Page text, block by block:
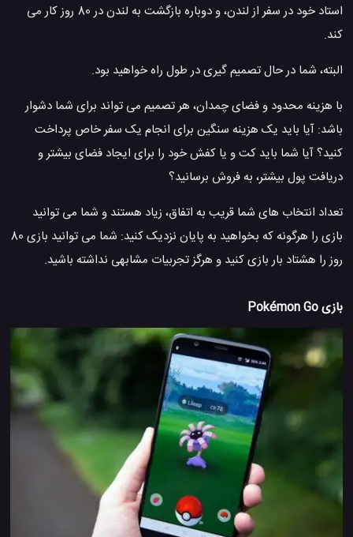
استاد خود در سفر از لندن، و دوباره بازگشت به لندن در 80 روز کار می
کند.
البته، شما در حال تصمیم گیری در طول راه خواهید بود.
با هزینه محدود و فضای چمدان، هر تصمیم می تواند برای شما دشوار
باشد: آیا باید یک هزینه سنگین برای انجام یک سفر خاص پرداخت
کنید؟ آیا شما باید کت و یا کفش خود را برای ایجاد فضای بیشتر و
دریافت پول بیشتر، به فروش برسانید؟
تعداد انتخاب های شما قریب به اتفاق، زیاد هستند و شما می توانید
بازی را هرگونه که بخواهید به پایان نزدیک کنید: شما می توانید بازی 80
روز را هشتاد بار بازی کنید و هرگز تجربیات مشابهی نداشته باشید.
بازی Pokémon Go